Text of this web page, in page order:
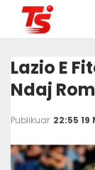
Lazio E
Ndaj
Publikuar 22:55